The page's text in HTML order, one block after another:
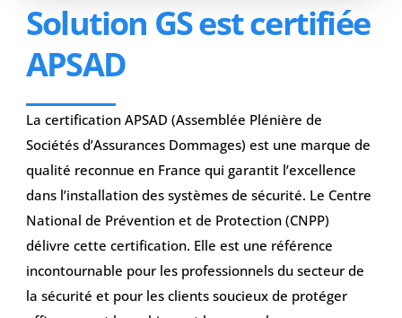
Solution GS est certifiée
APSAD
La certification APSAD (Assemblée Plénière de
Sociétés d’Assurances Dommages) est une marque de
qualité reconnue en France qui garantit l’excellence
dans l’installation des systèmes de sécurité. Le Centre
National de Prévention et de Protection (CNPP)
délivre cette certification. Elle est une référence
incontournable pour les professionnels du secteur de
la sécurité et pour les clients soucieux de protéger